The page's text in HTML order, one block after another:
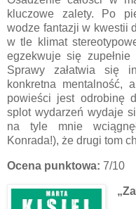
kluczowe zalety. Po
wodze fantazji w kwestii
w tle klimat
egzekwuje się
Sprawy załatwia się
konkretna mentalność,
powieści jest odrobinę
splot wydarzeń wydaje
na tyle mnie
Konrada!), że drugi tom
Ocena punktowa: 7/10